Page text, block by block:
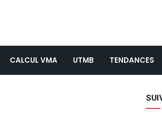
CALCUL VMA UTMB TENDANCES